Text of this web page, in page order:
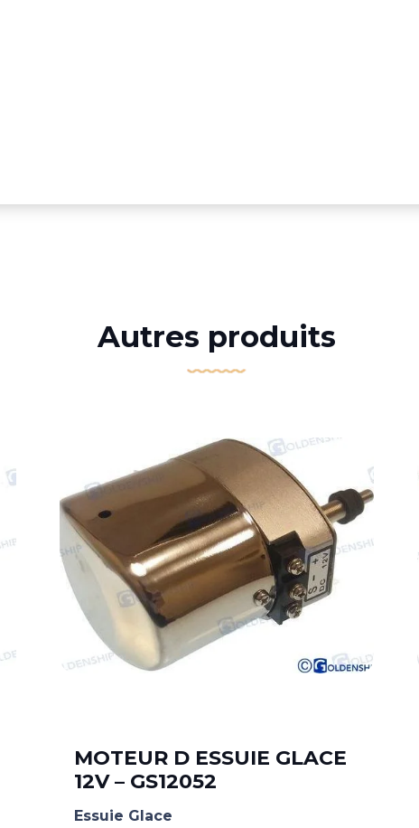
Autres produits
MOTEUR D ESSUIE GLACE
12V – GS12052
Essuie Glace